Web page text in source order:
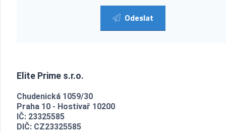
Odeslat
Elite Prime s.r.o.
Chudenická 1059/30
Praha 10 - Hostivař 10200
IČ: 23325585
DIČ: CZ23325585